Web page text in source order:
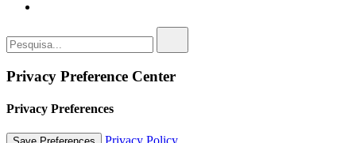
Privacy Preference Center
Privacy Preferences
Privacy Policy